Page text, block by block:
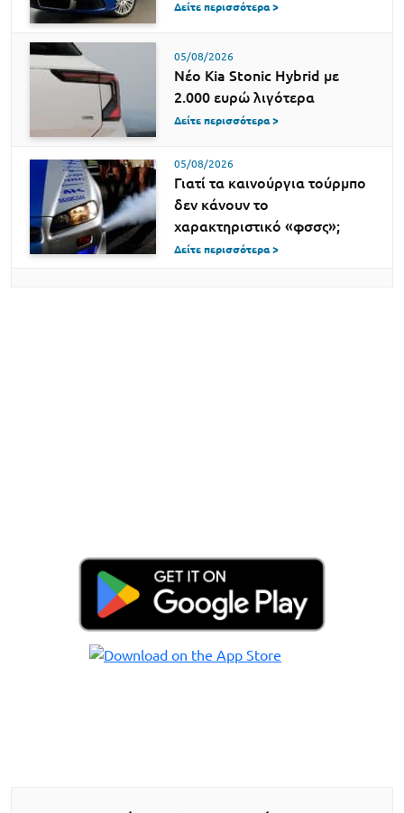
Δείτε περισσότερα >
05/08/2026
Νέο Kia Stonic Hybrid με
2.000 ευρώ λιγότερα
Δείτε περισσότερα >
05/08/2026
Γιατί τα καινούργια τούρμπο
δεν κάνουν το
χαρακτηριστικό «φσσς»;
Δείτε περισσότερα >